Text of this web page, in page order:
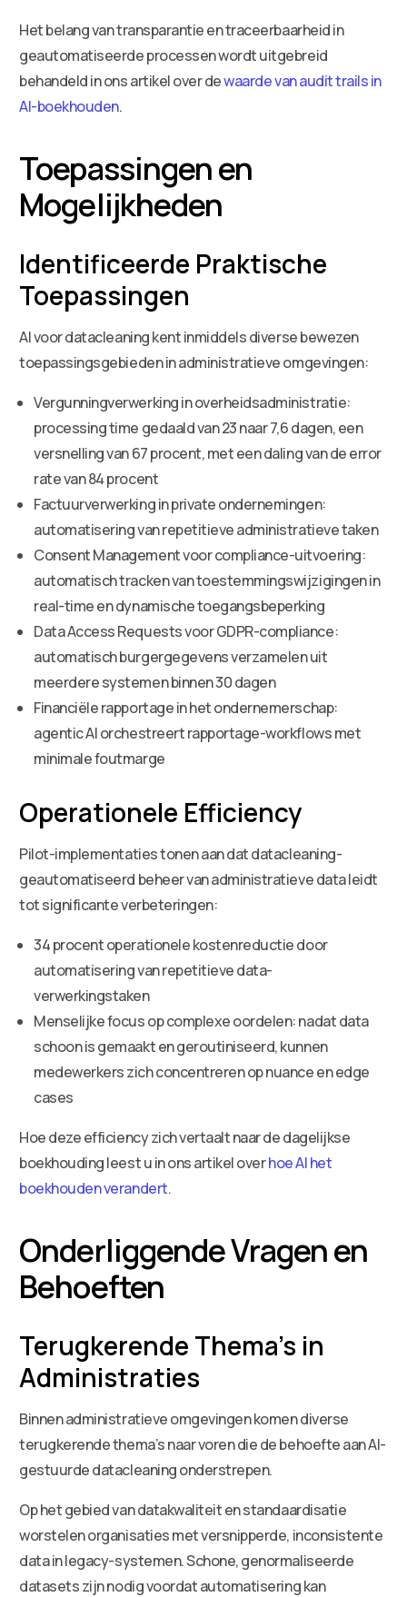
Het belang van transparantie en traceerbaarheid in
geautomatiseerde processen wordt uitgebreid
behandeld in ons artikel over dewaarde van audit trails in
AI-boekhouden.
Toepassingen en
Mogelijkheden
Identificeerde Praktische
Toepassingen
AI voor datacleaning kent inmiddels diverse bewezen
toepassingsgebieden in administratieve omgevingen:
Vergunningverwerking in overheidsadministratie:
processing time gedaald van 23 naar 7,6 dagen, een
versnelling van 67 procent, met een daling van de error
rate van 84 procent
Factuurverwerking in private ondernemingen:
automatisering van repetitieve administratieve taken
Consent Management voor compliance-uitvoering:
automatisch tracken van toestemmingswijzigingen in
real-time en dynamische toegangsbeperking
Data Access Requests voor GDPR-compliance:
automatisch burgergegevens verzamelen uit
meerdere systemen binnen 30 dagen
Financiële rapportage in het ondernemerschap:
agentic AI orchestreert rapportage-workflows met
minimale foutmarge
Operationele Efficiency
Pilot-implementaties tonen aan dat datacleaning-
geautomatiseerd beheer van administratieve data leidt
tot significante verbeteringen:
34 procent operationele kostenreductie door
automatisering van repetitieve data-
verwerkingstaken
Menselijke focus op complexe oordelen: nadat data
schoon is gemaakt en geroutiniseerd, kunnen
medewerkers zich concentreren op nuance en edge
cases
Hoe deze efficiency zich vertaalt naar de dagelijkse
boekhouding leest u in ons artikel overhoe AI het
boekhouden verandert.
Onderliggende Vragen en
Behoeften
Terugkerende Thema’s in
Administraties
Binnen administratieve omgevingen komen diverse
terugkerende thema’s naar voren die de behoefte aan AI-
gestuurde datacleaning onderstrepen.
Op het gebied van datakwaliteit en standaardisatie
worstelen organisaties met versnipperde, inconsistente
data in legacy-systemen. Schone, genormaliseerde
datasets zijn nodig voordat automatisering kan